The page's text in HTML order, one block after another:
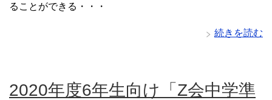
ることができる・・・
続きを読む
2020年度6年生向け「Z会中学準